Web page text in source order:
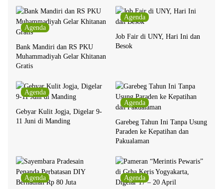
Agenda
Bank Mandiri dan RS PKU
Muhammadiyah Gelar Khitanan
Gratis
Agenda
Job Fair di UNY, Hari Ini dan
Besok
Agenda
Gebyar Kulit Jogja, Digelar 9-
11 Juni di Manding
Agenda
Garebeg Tahun Ini Tanpa Usung
Paraden ke Kepatihan dan
Pakualaman
Agenda Agenda